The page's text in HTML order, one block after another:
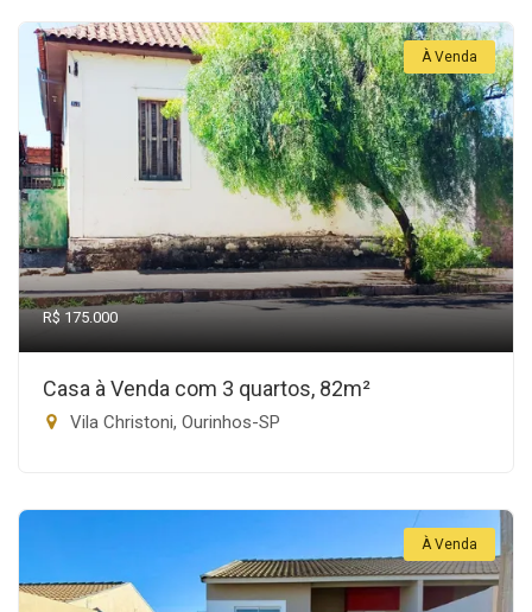
À Venda
R$ 175.000
Casa à Venda com 3 quartos, 82m²
Vila Christoni, Ourinhos-SP
À Venda